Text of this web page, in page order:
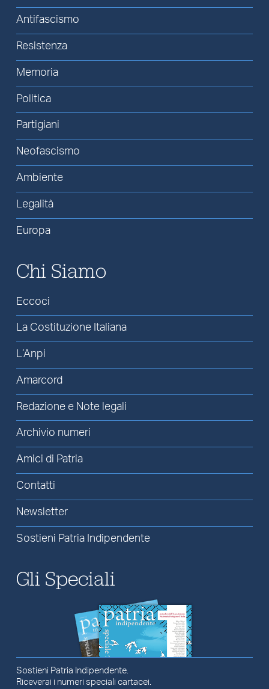
Antifascismo
Resistenza
Memoria
Politica
Partigiani
Neofascismo
Ambiente
Legalità
Europa
Chi Siamo
Eccoci
La Costituzione Italiana
L’Anpi
Amarcord
Redazione e Note legali
Archivio numeri
Amici di Patria
Contatti
Newsletter
Sostieni Patria Indipendente
Gli Speciali
Sostieni Patria Indipendente.
Riceverai i numeri speciali cartacei.